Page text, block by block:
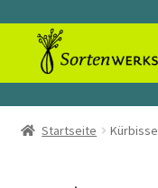
Zur
Navigation
springen
Zum
Inhalt
springen
Willkommen
Startseite Kürbisse